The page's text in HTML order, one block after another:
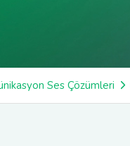
Ses Çözümleri